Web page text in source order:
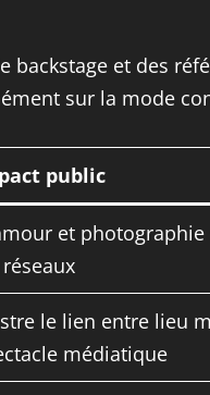
backstage et des
sur la mode
public
et
le lien entre lieu
médiatique